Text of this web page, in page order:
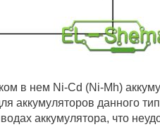
в нем Ni-Cd (Ni-Mh)
аккумуляторов данного
аккумулятора, что